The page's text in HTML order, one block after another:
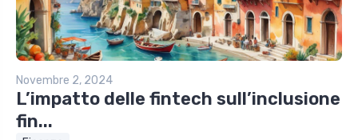
Novembre 2, 2024
L’impatto delle fintech sull’inclusione
fin...